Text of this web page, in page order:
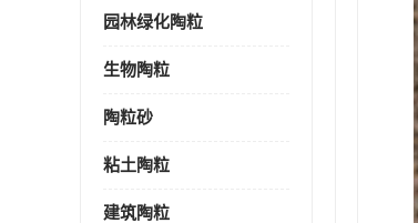
园林绿化陶粒
生物陶粒
陶粒砂
粘土陶粒
建筑陶粒